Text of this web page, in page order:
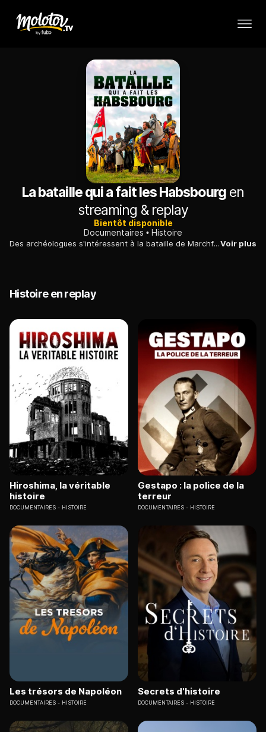
La bataille qui a fait les Habsbourgen
streaming & replay
Bientôt disponible
Documentaires
Histoire
Des archéologues s'intéressent à la bataille de Marchfeld, qui opposa au XIIIe siècle, Rodolphe de Habsbourg et Ottokar II, lors de leur lutte pour la couronne du Saint Empire.Voir plus
Histoire en replay
Hiroshima, la véritable
histoire
DOCUMENTAIRES HISTOIRE
Gestapo : la police de la
terreur
DOCUMENTAIRES HISTOIRE
Les trésors de Napoléon
DOCUMENTAIRES HISTOIRE
Secrets d'histoire
DOCUMENTAIRES HISTOIRE